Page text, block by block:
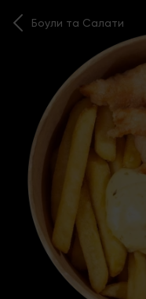
Боули та Салати